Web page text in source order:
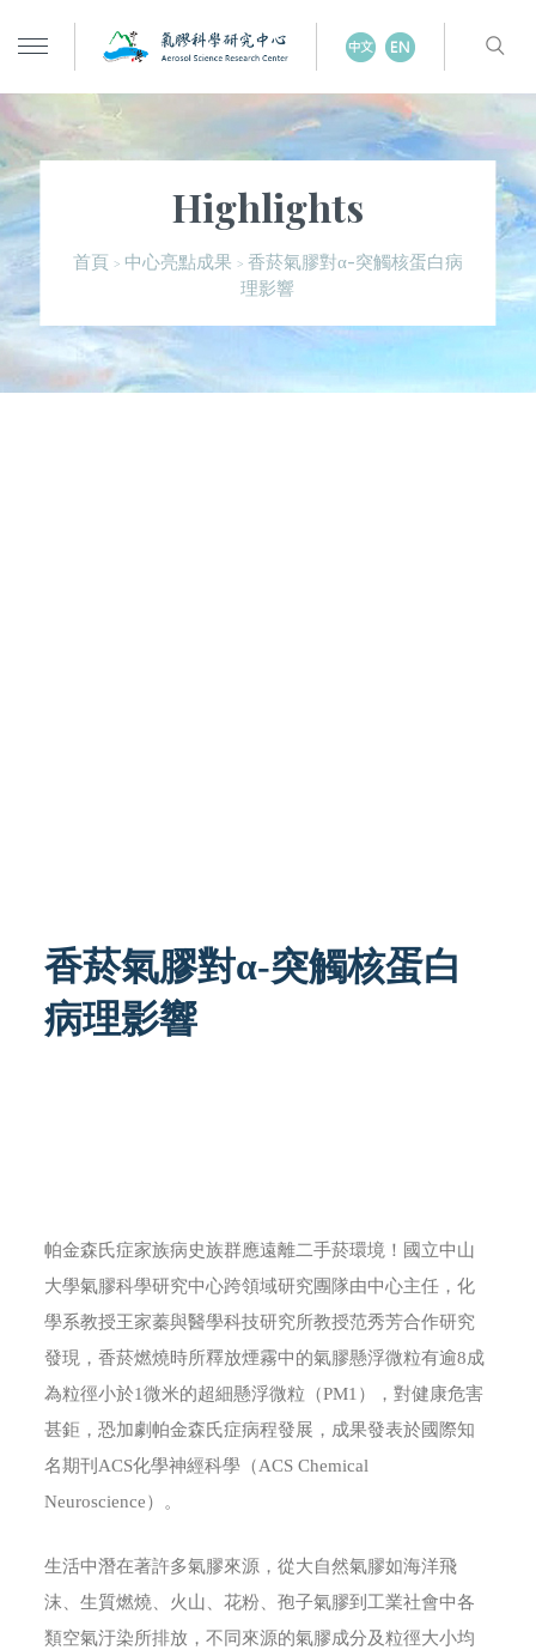
Highlights
首頁 > 中心亮點成果 > 香菸氣膠對α-突觸核蛋白病
理影響
香菸氣膠對α-突觸核蛋白
病理影響
帕金森氏症家族病史族群應遠離二手菸環境！國立中山
大學氣膠科學研究中心跨領域研究團隊由中心主任，化
學系教授王家蓁與醫學科技研究所教授范秀芳合作研究
發現，香菸燃燒時所釋放煙霧中的氣膠懸浮微粒有逾8成
為粒徑小於1微米的超細懸浮微粒（PM1），對健康危害
甚鉅，恐加劇帕金森氏症病程發展，成果發表於國際知
名期刊ACS化學神經科學（ACS Chemical
Neuroscience）。
生活中潛在著許多氣膠來源，從大自然氣膠如海洋飛
沫、生質燃燒、火山、花粉、孢子氣膠到工業社會中各
類空氣汙染所排放，不同來源的氣膠成分及粒徑大小均